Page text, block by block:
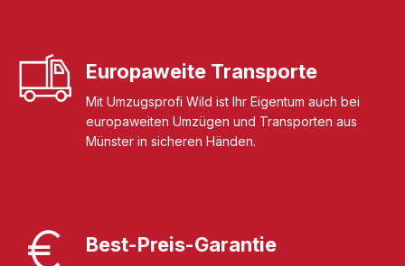
Europaweite Transporte
Mit Umzugsprofi Wild ist Ihr Eigentum auch bei
europaweiten Umzügen und Transporten aus
Münster in sicheren Händen.
Best-Preis-Garantie